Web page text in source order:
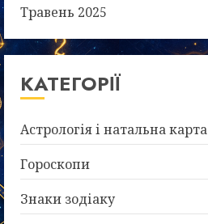
Травень 2025
КАТЕГОРІЇ
Астрологія і натальна карта
Гороскопи
Знаки зодіаку